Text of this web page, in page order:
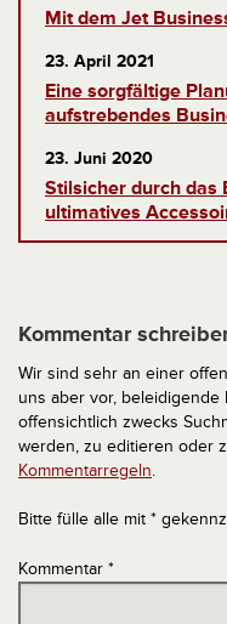
Mit dem Jet
23. April 2021
Eine sorgfältige
aufstrebendes
23. Juni 2020
Stilsicher durch das
ultimatives
Kommentar
Wir sind sehr an einer
uns aber vor, beleidigende
offensichtlich zwecks
werden, zu editieren oder
Kommentarregeln.
Bitte fülle alle mit *
Kommentar *